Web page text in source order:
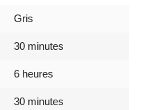
Gris
30 minutes
6 heures
30 minutes